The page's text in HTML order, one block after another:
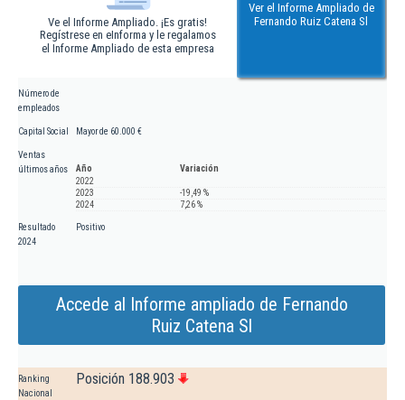
Ve el Informe Ampliado. ¡Es gratis!
Regístrese en eInforma y le regalamos
el Informe Ampliado de esta empresa
Ver el Informe Ampliado de
Fernando Ruiz Catena Sl
Número de
empleados
Capital Social Mayor de 60.000 €
Ventas
últimos años
Año
Variación
2022
2023
-19,49 %
2024
7,26 %
Resultado
2024
Positivo
Accede al Informe ampliado de Fernando
Ruiz Catena Sl
Ranking
Nacional
Posición 188.903